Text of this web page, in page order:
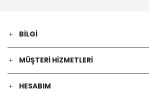
BILGI
MÜŞTERI HIZMETLERI
HESABIM